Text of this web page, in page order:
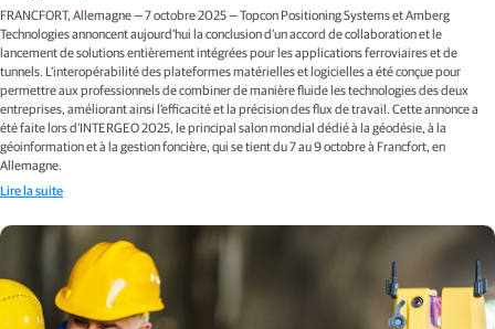
FRANCFORT, Allemagne — 7 octobre 2025 — Topcon Positioning Systems et Amberg
Technologies annoncent aujourd'hui la conclusion d’un accord de collaboration et le
lancement de solutions entièrement intégrées pour les applications ferroviaires et de
tunnels. L’interopérabilité des plateformes matérielles et logicielles a été conçue pour
permettre aux professionnels de combiner de manière fluide les technologies des deux
entreprises, améliorant ainsi l’efficacité et la précision des flux de travail. Cette annonce a
été faite lors d’INTERGEO 2025, le principal salon mondial dédié à la géodésie, à la
géoinformation et à la gestion foncière, qui se tient du 7 au 9 octobre à Francfort, en
Allemagne.
Lire la suite